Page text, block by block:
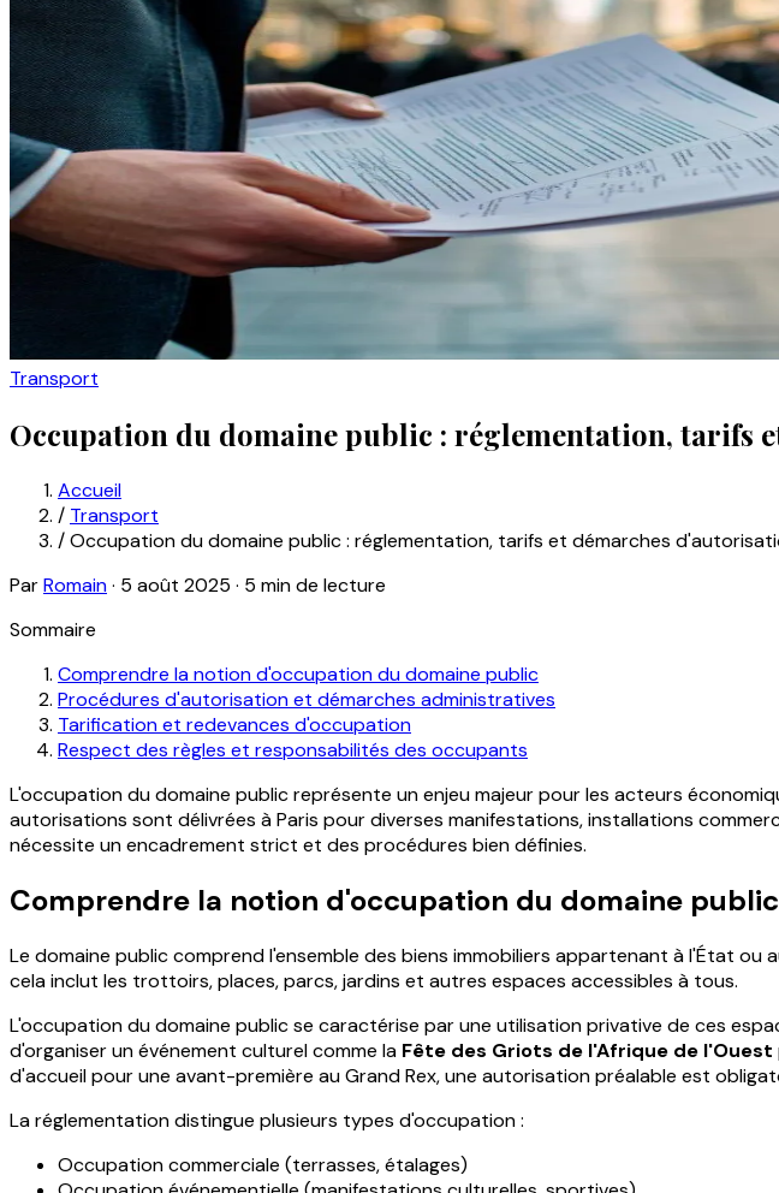
Transport
Occupation du domaine public : réglementation, tarifs
Accueil
/ Transport
/Occupation du domaine public : réglementation, tarifs et démarches
ParRomain· 5 août 2025 · 5 min de lecture
Sommaire
Comprendre la notion d'occupation du domaine public
Procédures d'autorisation et démarches administratives
Tarification et redevances d'occupation
Respect des règles et responsabilités des occupants
L'occupation du domaine public représente un enjeu majeur pour les acteurs
autorisations sont délivrées à Paris pour diverses manifestations, installations
nécessite un encadrement strict et des procédures bien définies.
Comprendre la notion d'occupation du domaine public
Le domaine public comprend l'ensemble des biens immobiliers appartenant à l'État
cela inclut les trottoirs, places, parcs, jardins et autres espaces accessibles à tous.
L'occupation du domaine public se caractérise par une utilisation privative de ces
d'organiser un événement culturel comme la Fête des Griots de l'Afrique de l'Ouest
d'accueil pour une avant-première au Grand Rex, une autorisation préalable est
La réglementation distingue plusieurs types d'occupation :
Occupation commerciale (terrasses, étalages)